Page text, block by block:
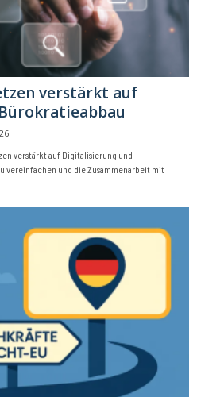
verstärkt auf
verstärkt auf Digitalisierung und
vereinfachen und die Zusammenarbeit mit